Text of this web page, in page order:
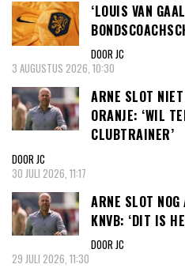
‘LOUIS VAN
DOOR JC
3 AUGUSTUS 2026, 10:30
ARNE SLOT
ORANJE: ‘WIL
CLUBTRAINER’
DOOR JC
30 JULI 2026, 11:17
ARNE SLOT
KNVB: ‘DIT IS
DOOR JC
29 JULI 2026, 11:30